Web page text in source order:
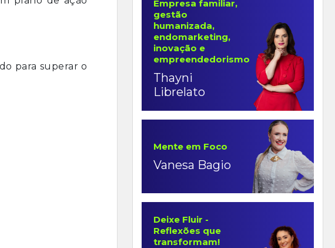
para superar o
Empresa familiar,
gestão
humanizada,
endomarketing,
inovação e
empreendedorismo
Thayni
Librelato
Mente em Foco
Vanesa Bagio
Deixe Fluir -
Reflexões que
transformam!